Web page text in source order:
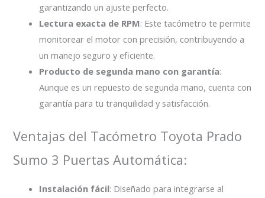
garantizando un ajuste perfecto.
Lectura exacta de RPM: Este tacómetro te permite
monitorear el motor con precisión, contribuyendo a
un manejo seguro y eficiente.
Producto de segunda mano con garantía:
Aunque es un repuesto de segunda mano, cuenta con
garantía para tu tranquilidad y satisfacción.
Ventajas del Tacómetro Toyota Prado
Sumo 3 Puertas Automática:
Instalación fácil: Diseñado para integrarse al